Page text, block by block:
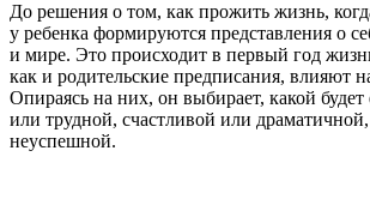
До решения о том, как прожить жизнь,
у ребенка формируются представления о
и мире. Это происходит в первый год
как и родительские предписания, влияют
Опираясь на них, он выбирает, какой будет
или трудной, счастливой или
неуспешной.